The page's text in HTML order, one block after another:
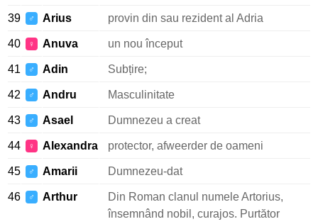
39 ♂ Arius provin din sau rezident al Adria
40 ♀ Anuva un nou început
41 ♂ Adin Subțire;
42 ♂ Andru Masculinitate
43 ♂ Asael Dumnezeu a creat
44 ♀ Alexandra protector, afweerder de oameni
45 ♂ Amarii Dumnezeu-dat
46 ♂ Arthur
Din Roman clanul numele Artorius,
însemnând nobil, curajos. Purtător